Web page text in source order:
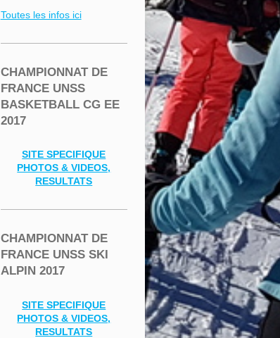
Toutes les infos ici
CHAMPIONNAT DE
FRANCE UNSS
BASKETBALL CG EE
2017
SITE SPECIFIQUE
PHOTOS & VIDEOS,
RESULTATS
CHAMPIONNAT DE
FRANCE UNSS SKI
ALPIN 2017
SITE SPECIFIQUE
PHOTOS & VIDEOS,
RESULTATS